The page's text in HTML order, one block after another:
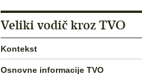
Veliki vodič kroz TVO
Kontekst
Osnovne informacije TVO